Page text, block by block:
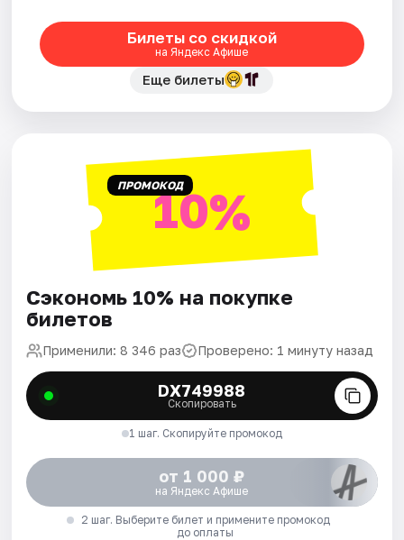
Билеты со скидкой
на Яндекс Афише
Еще билеты
ПРОМОКОД10%
Сэкономь 10% на покупке
билетов
Применили: 8 346 раз Проверено: 1 минуту назад
DX749988
Скопировать
1 шаг. Скопируйте промокод
от 1 000 ₽
на Яндекс Афише
2 шаг. Выберите билет и примените промокод
до оплаты